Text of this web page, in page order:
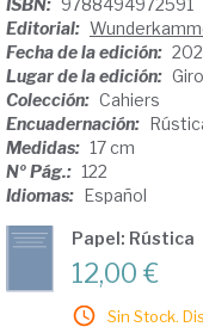
ISBN: 9788494972591
Editorial:
Fecha de la edición:
Lugar de la edición:
Colección: Cahiers
Encuadernación:
Medidas: 17 cm
Nº Pág.: 122
Idiomas: Español
Papel: Rústica
12,00 €
Sin Stock.